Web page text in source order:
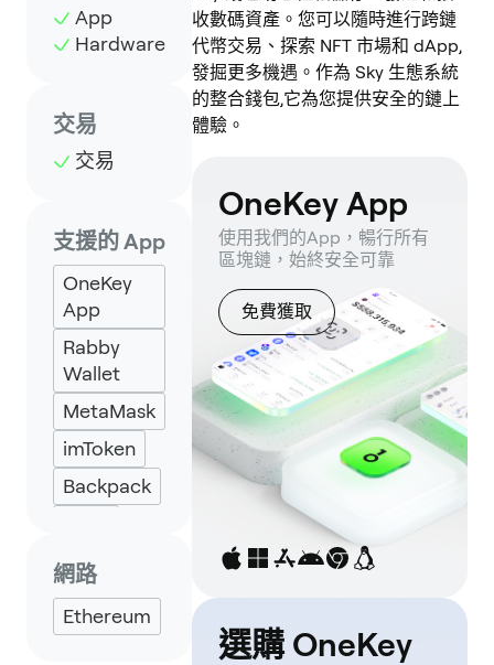
App
Hardware
交易
交易
支援的 App
OneKey
App
Rabby
Wallet
MetaMask
imToken
Backpack
Eternl
網路
Ethereum
收數碼資產。您可以隨時進行跨鏈
代幣交易、探索 NFT 市場和 dApp,
發掘更多機遇。作為 Sky 生態系統
的整合錢包,它為您提供安全的鏈上
體驗。
OneKey App
使用我們的App，暢行所有
區塊鏈，始終安全可靠
免費獲取
選購 OneKey